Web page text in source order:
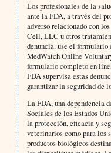
Los profesionales de la
ante la FDA, a través del
adverso relacionado con
Cell, LLC u otros
denuncia, use el
MedWatch Online
formulario completo en
FDA supervisa estas
garantizar la seguridad de
La FDA, una dependencia
Sociales de los Estados
la protección, eficacia y
veterinarios como para los
productos biológicos